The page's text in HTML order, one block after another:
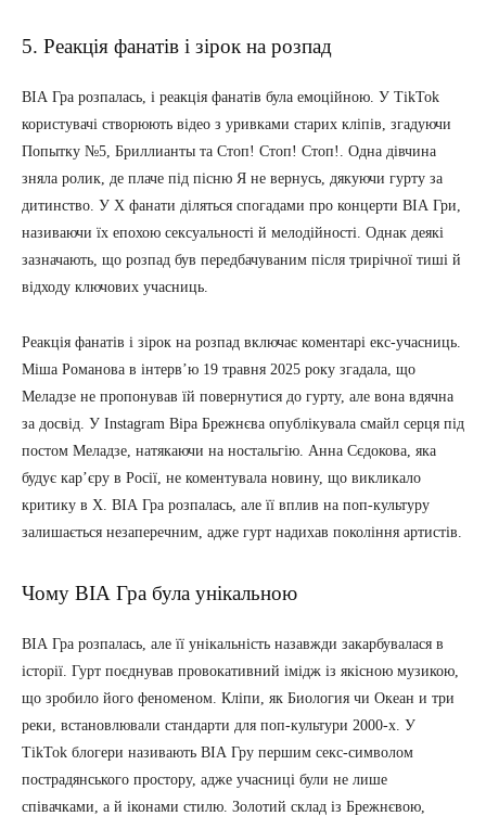
5. Реакція фанатів і зірок на розпад
ВІА Гра розпалась, і реакція фанатів була емоційною. У TikTok
користувачі створюють відео з уривками старих кліпів, згадуючи
Попытку №5, Бриллианты та Стоп! Стоп! Стоп!. Одна дівчина
зняла ролик, де плаче під пісню Я не вернусь, дякуючи гурту за
дитинство. У X фанати діляться спогадами про концерти ВІА Гри,
називаючи їх епохою сексуальності й мелодійності. Однак деякі
зазначають, що розпад був передбачуваним після трирічної тиші й
відходу ключових учасниць.
Реакція фанатів і зірок на розпад включає коментарі екс-учасниць.
Міша Романова в інтерв’ю 19 травня 2025 року згадала, що
Меладзе не пропонував їй повернутися до гурту, але вона вдячна
за досвід. У Instagram Віра Брежнєва опублікувала смайл серця під
постом Меладзе, натякаючи на ностальгію. Анна Сєдокова, яка
будує кар’єру в Росії, не коментувала новину, що викликало
критику в X. ВІА Гра розпалась, але її вплив на поп-культуру
залишається незаперечним, адже гурт надихав покоління артистів.
Чому ВІА Гра була унікальною
ВІА Гра розпалась, але її унікальність назавжди закарбувалася в
історії. Гурт поєднував провокативний імідж із якісною музикою,
що зробило його феноменом. Кліпи, як Биология чи Океан и три
реки, встановлювали стандарти для поп-культури 2000-х. У
TikTok блогери називають ВІА Гру першим секс-символом
пострадянського простору, адже учасниці були не лише
співачками, а й іконами стилю. Золотий склад із Брежнєвою,